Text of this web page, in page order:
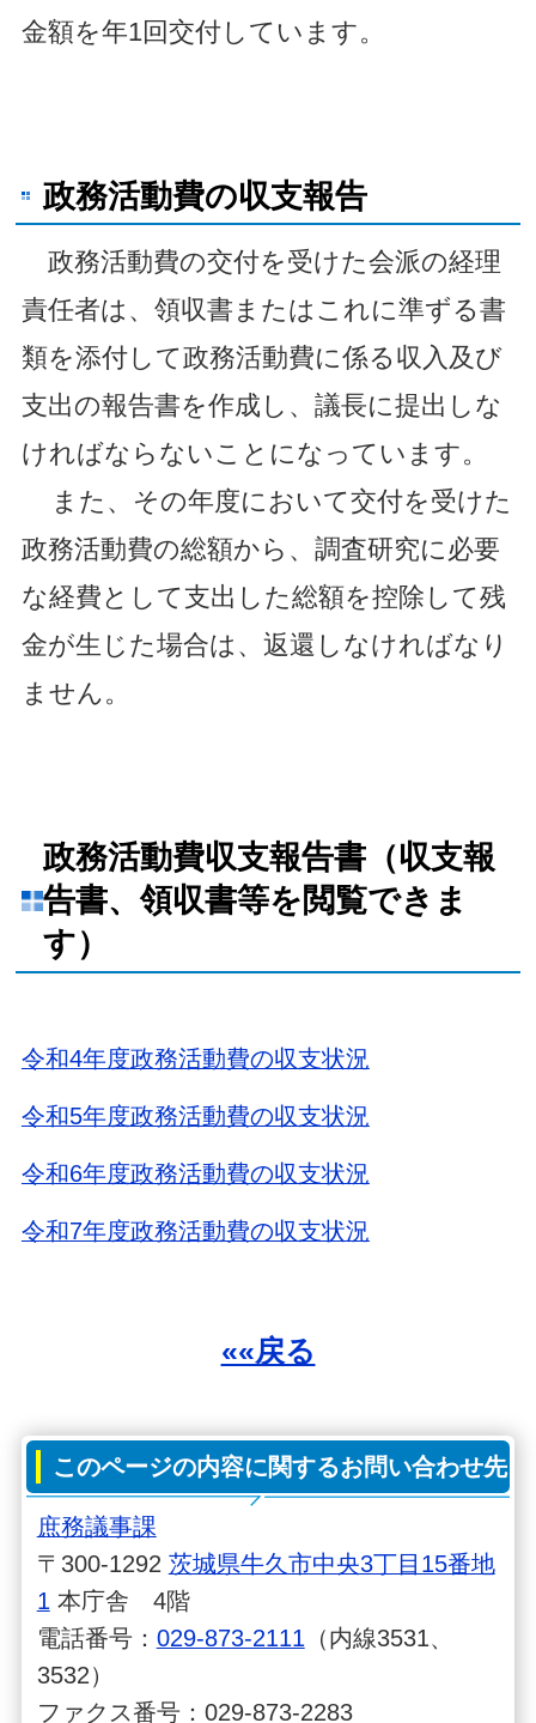
金額を年1回交付しています。
政務活動費の収支報告
政務活動費の交付を受けた会派の経理
責任者は、領収書またはこれに準ずる書
類を添付して政務活動費に係る収入及び
支出の報告書を作成し、議長に提出しな
ければならないことになっています。
また、その年度において交付を受けた
政務活動費の総額から、調査研究に必要
な経費として支出した総額を控除して残
金が生じた場合は、返還しなければなり
ません。
政務活動費収支報告書（収支報
告書、領収書等を閲覧できま
す）
令和4年度政務活動費の収支状況
令和5年度政務活動費の収支状況
令和6年度政務活動費の収支状況
令和7年度政務活動費の収支状況
««戻る
このページの内容に関するお問い合わせ先
庶務議事課
〒300-1292 茨城県牛久市中央3丁目15番地
1 本庁舎 4階
電話番号： 029-873-2111 （内線3531、
3532）
ファクス番号：029-873-2283